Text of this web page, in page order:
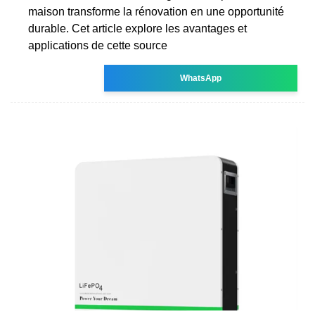
maison transforme la rénovation en une opportunité
durable. Cet article explore les avantages et
applications de cette source
WhatsApp